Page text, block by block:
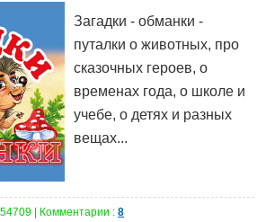
Загадки - обманки -
путалки о животных, про
сказочных героев, о
временах года, о школе и
учебе, о детях и разных
вещах...
| Комментарии : 8